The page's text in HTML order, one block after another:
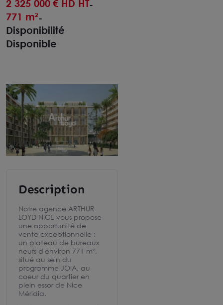
2 325 000 € HD HT-
771 m²-
Disponibilité
Disponible
Description
Notre agence ARTHUR
LOYD NICE vous propose
une opportunité de
vente exceptionnelle :
un plateau de bureaux
neufs d'environ 771 m²,
situé au sein du
programme JOIA, au
coeur du quartier en
plein essor de Nice
Méridia.